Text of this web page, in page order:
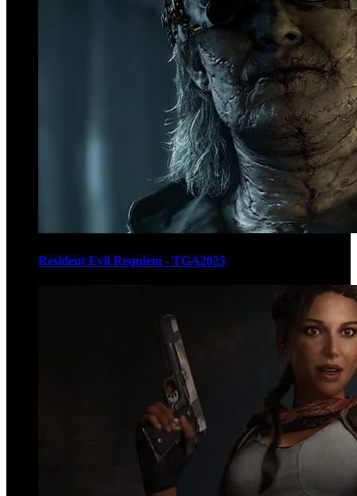
Resident Evil Requiem - TGA2025